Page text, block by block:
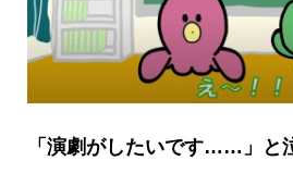
「演劇がしたいです……」と